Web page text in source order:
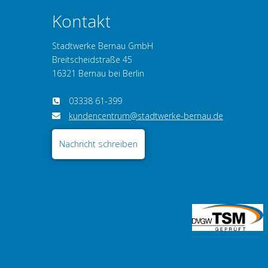
Kontakt
Stadtwerke Bernau GmbH
Breitscheidstraße 45
16321 Bernau bei Berlin
03338 61-399
kundencentrum@stadtwerke-bernau.de
Nachricht schreiben